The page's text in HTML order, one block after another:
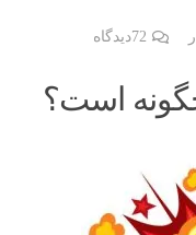
72دیدگاه
چگونه است؟